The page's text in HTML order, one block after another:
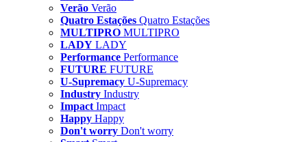
Verão Verão
Quatro Estações Quatro Estações
MULTIPRO MULTIPRO
LADY LADY
Performance Performance
FUTURE FUTURE
U-Supremacy U-Supremacy
Industry Industry
Impact Impact
Happy Happy
Don't worry Don't worry